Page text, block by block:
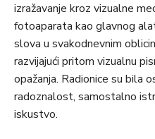
izražavanje kroz vizualne
fotoaparata kao glavnog
slova u svakodnevnim
razvijajući pritom vizualnu
opažanja. Radionice su bila
radoznalost, samostalno
iskustvo.